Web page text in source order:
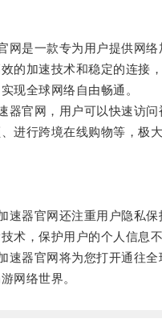
是一款专为用户提供网络
的加速技术和稳定的连接
现全球网络自由畅通。
官网，用户可以快速访问
进行跨境在线购物等，极
器官网还注重用户隐私保
术，保护用户的个人信息不
器官网将为您打开通往全
网络世界。